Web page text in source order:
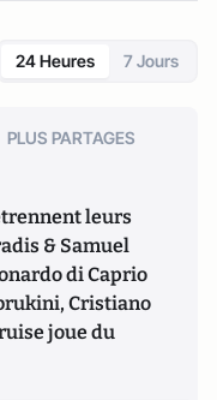
24 Heures 7 Jours
PLUS PARTAGES
leurs
& Samuel
di Caprio
Cristiano
joue du